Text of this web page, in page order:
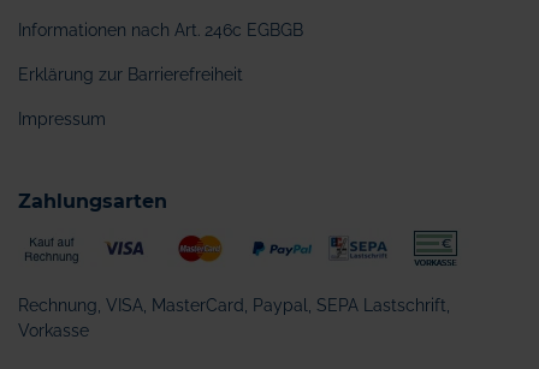
Informationen nach Art. 246c EGBGB
Erklärung zur Barrierefreiheit
Impressum
Zahlungsarten
Rechnung, VISA, MasterCard, Paypal, SEPA Lastschrift,
Vorkasse